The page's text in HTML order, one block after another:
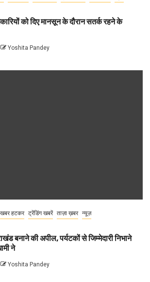
को दिए मानसून के दौरान सतर्क रहने के
Yoshita Pandey
खबर हटकर ट्रेंडिंग खबरें ताज़ा ख़बर न्यूज़
बनाने की अपील, पर्यटकों से जिम्मेदारी निभाने
ने
Yoshita Pandey